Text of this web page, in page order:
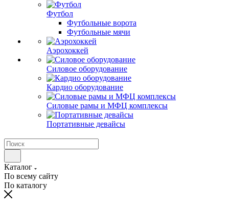
Футбол
Футбольные ворота
Футбольные мячи
Аэрохоккей
Силовое оборудование
Кардио оборудование
Силовые рамы и МФЦ комплексы
Портативные девайсы
Каталог
По всему сайту
По каталогу